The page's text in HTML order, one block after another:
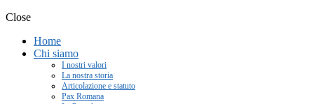
Close
Home
Chi siamo
I nostri valori
La nostra storia
Articolazione e statuto
Pax Romana